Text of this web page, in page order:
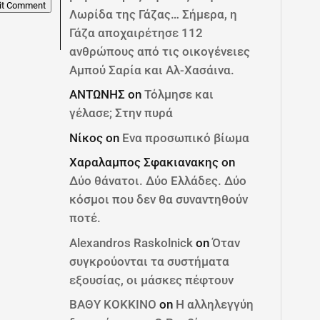
Comment
Λωρίδα της Γάζας… Σήμερα, η
Γάζα αποχαιρέτησε 112
ανθρώπους από τις οικογένειες
Αμπού Σαρία και Αλ-Χασάινα.
ΑΝΤΩΝΗΣ onΤόλμησε και
γέλασε; Στην πυρά
Νίκος on Ενα προσωπικό βίωμα
Χαραλαμπος Σφακιανακης on
Δύο θάνατοι. Δύο Ελλάδες. Δύο
κόσμοι που δεν θα συναντηθούν
ποτέ.
Alexandros Raskolnick onΌταν
συγκρούονται τα συστήματα
εξουσίας, οι μάσκες πέφτουν
ΒΑΘΥ ΚΟΚΚΙΝΟ on Η αλληλεγγύη